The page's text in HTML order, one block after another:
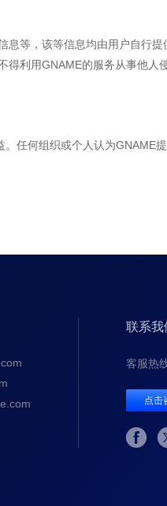
等，该等信息均由用户自行
利用GNAME的服务从事他人
任何组织或个人认为GNAME
联系我
客服热
点击
